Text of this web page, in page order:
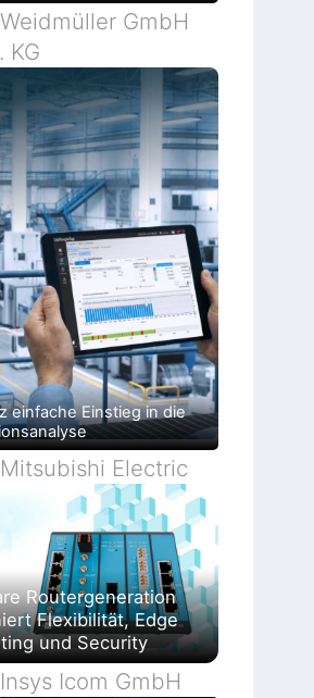
GmbH
KG
einfache Einstieg in die
Electric
Routergeneration
Flexibilität, Edge
und Security
Icom GmbH